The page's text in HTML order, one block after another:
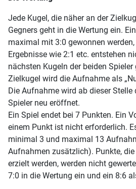
Jede Kugel, die näher an der
Gegners geht in die Wertung ein.
maximal mit 3:0 gewonnen
Ergebnisse wie 2:1 etc. entstehen
nächsten Kugeln der beiden
Zielkugel wird die Aufnahme als
Die Aufnahme wird ab dieser Stelle
Spieler neu eröffnet.
Ein Spiel endet bei 7 Punkten. Ein
einem Punkt ist nicht erforderlich.
minimal 3 und maximal 13
Aufnahmen zusätzlich). Punkte,
erzielt werden, werden nicht
7:0 in die Wertung ein und ein 8:6